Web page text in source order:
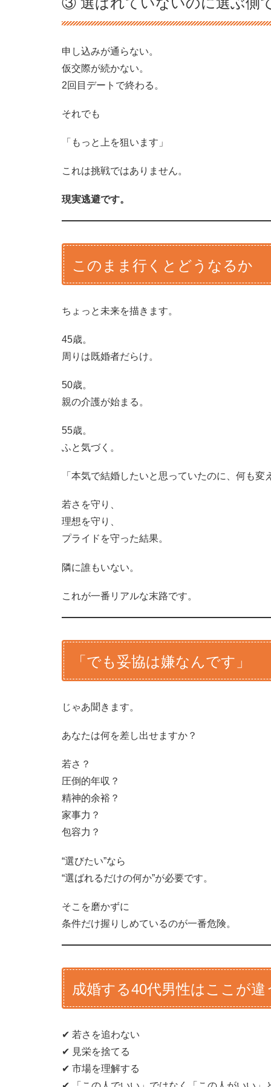
申し込みが通らない。
仮交際が続かない。
2回目デートで終わる。
それでも
「もっと上を狙います」
これは挑戦ではありません。
現実逃避です。
このまま行くとどうなるか
ちょっと未来を描きます。
45歳。
周りは既婚者だらけ。
50歳。
親の介護が始まる。
55歳。
ふと気づく。
「本気で結婚したいと思っていたのに、何も変
若さを守り、
理想を守り、
プライドを守った結果。
隣に誰もいない。
これが一番リアルな末路です。
「でも妥協は嫌なんです」
じゃあ聞きます。
あなたは何を差し出せますか？
若さ？
圧倒的年収？
精神的余裕？
家事力？
包容力？
“選びたい”なら
“選ばれるだけの何か”が必要です。
そこを磨かずに
条件だけ握りしめているのが一番危険。
成婚する40代男性はここが違
✔ 若さを追わない
✔ 見栄を捨てる
✔ 市場を理解する